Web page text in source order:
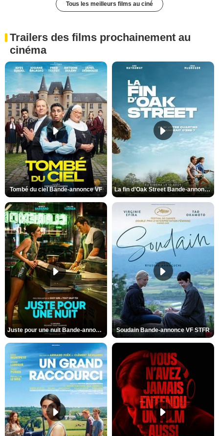
Tous les meilleurs films au ciné
Trailers des films prochainement au
cinéma
Tombé du ciel Bande-annonce VF La fin d’Oak Street Bande-annonce VO STFR
Juste pour une nuit Bande-annonce VO STFR Soudain Bande-annonce VF STFR